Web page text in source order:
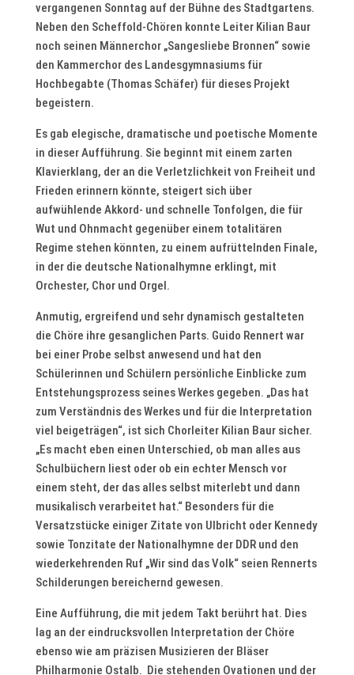
vergangenen Sonntag auf der Bühne des Stadtgartens.
Neben den Scheffold-Chören konnte Leiter Kilian Baur
noch seinen Männerchor „Sangesliebe Bronnen“ sowie
den Kammerchor des Landesgymnasiums für
Hochbegabte (Thomas Schäfer) für dieses Projekt
begeistern.
Es gab elegische, dramatische und poetische Momente
in dieser Aufführung. Sie beginnt mit einem zarten
Klavierklang, der an die Verletzlichkeit von Freiheit und
Frieden erinnern könnte, steigert sich über
aufwühlende Akkord- und schnelle Tonfolgen, die für
Wut und Ohnmacht gegenüber einem totalitären
Regime stehen könnten, zu einem aufrüttelnden Finale,
in der die deutsche Nationalhymne erklingt, mit
Orchester, Chor und Orgel.
Anmutig, ergreifend und sehr dynamisch gestalteten
die Chöre ihre gesanglichen Parts. Guido Rennert war
bei einer Probe selbst anwesend und hat den
Schülerinnen und Schülern persönliche Einblicke zum
Entstehungsprozess seines Werkes gegeben. „Das hat
zum Verständnis des Werkes und für die Interpretation
viel beigeträgen“, ist sich Chorleiter Kilian Baur sicher.
„Es macht eben einen Unterschied, ob man alles aus
Schulbüchern liest oder ob ein echter Mensch vor
einem steht, der das alles selbst miterlebt und dann
musikalisch verarbeitet hat.“ Besonders für die
Versatzstücke einiger Zitate von Ulbricht oder Kennedy
sowie Tonzitate der Nationalhymne der DDR und den
wiederkehrenden Ruf „Wir sind das Volk“ seien Rennerts
Schilderungen bereichernd gewesen.
Eine Aufführung, die mit jedem Takt berührt hat. Dies
lag an der eindrucksvollen Interpretation der Chöre
ebenso wie am präzisen Musizieren der Bläser
Philharmonie Ostalb. Die stehenden Ovationen und der